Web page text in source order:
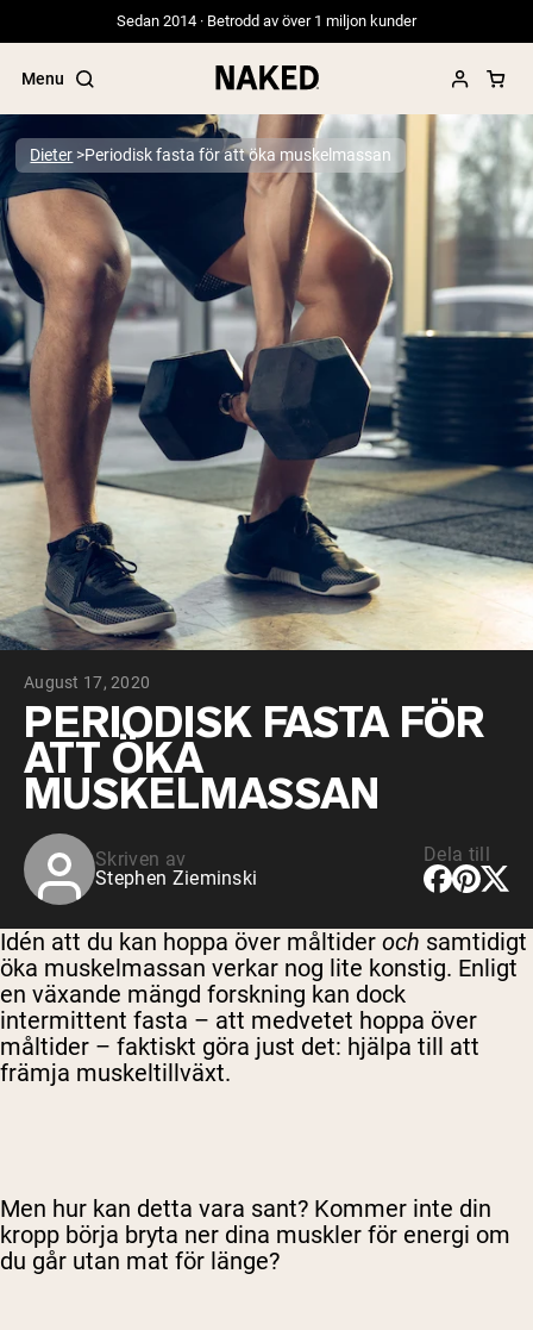
Sedan 2014 · Betrodd av över 1 miljon kunder
Menu
Populära söktermer
”Protein Powder“
”Overnight Oats“
”Vegan protein“
”Collagen“
”Micellar Casein“
PROTEIN POWDERS Best Seller
Gräsbetat vassleprotein
Vassleisolat från gräsbetande djur
Getproteinpulver från get
Micellärt kasein
Mass Gainer
Proteinkaffe
Shop All Protein Powders
VEGAN PROTEIN
Ärtprotein
Jordnötssmör
Fröproteinpulver
Ekologiskt risprotein
Proteindrinkar
Dieter Periodisk fasta för att öka muskelmassan
August 17, 2020
PERIODISK FASTA FÖR
ATT ÖKA
MUSKELMASSAN
Skriven av
Stephen Zieminski
Dela till
Idén att du kan hoppa över måltider och samtidigt
öka muskelmassan verkar nog lite konstig. Enligt
en växande mängd forskning kan dock
intermittent fasta – att medvetet hoppa över
måltider – faktiskt göra just det: hjälpa till att
främja muskeltillväxt.
Men hur kan detta vara sant? Kommer inte din
kropp börja bryta ner dina muskler för energi om
du går utan mat för länge?